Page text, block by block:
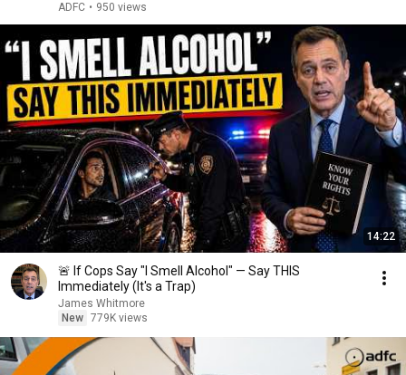
ADFC • 950 views
14:22
🚨 If Cops Say "I Smell Alcohol" — Say THIS
Immediately (It's a Trap)
James Whitmore
New 779K views